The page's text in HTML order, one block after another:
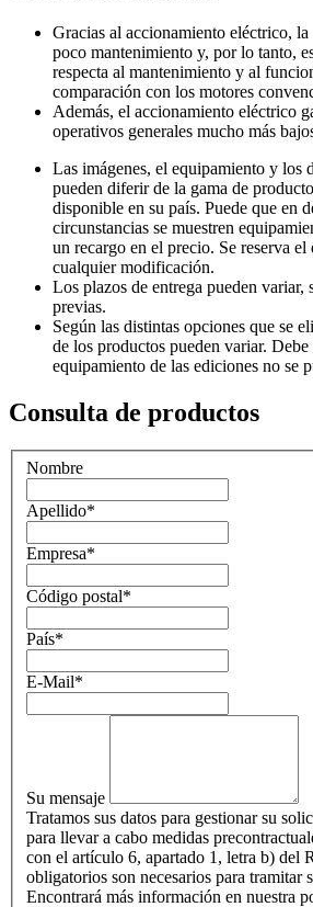
Gracias al accionamiento eléctrico,
poco mantenimiento y, por lo tanto,
respecta al mantenimiento y al
comparación con los motores
Además, el accionamiento eléctrico
operativos generales mucho más
Las imágenes, el equipamiento y los
pueden diferir de la gama de
disponible en su país. Puede que en
circunstancias se muestren
un recargo en el precio. Se reserva el
cualquier modificación.
Los plazos de entrega pueden variar,
previas.
Según las distintas opciones que se
de los productos pueden variar. Debe
equipamiento de las ediciones no se
Consulta de productos
Nombre
Apellido*
Empresa*
Código postal*
País*
E-Mail*
Su mensaje
Tratamos sus datos para gestionar su
para llevar a cabo medidas
con el artículo 6, apartado 1, letra b) del
obligatorios son necesarios para tramitar
Encontrará más información en nuestra